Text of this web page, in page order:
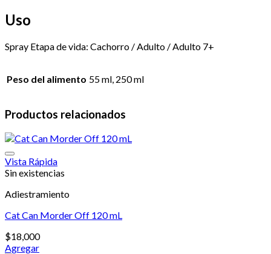
Uso
Spray Etapa de vida: Cachorro / Adulto / Adulto 7+
Peso del alimento 55 ml, 250 ml
Productos relacionados
Vista Rápida
Sin existencias
Adiestramiento
Cat Can Morder Off 120 mL
$18,000
Agregar